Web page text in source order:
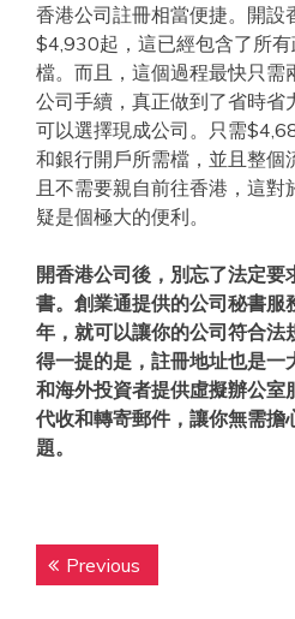
香港公司註冊相當便捷。開設
$4,930起，這已經包含了所
檔。而且，這個過程最快只需
公司手續，真正做到了省時省
可以選擇現成公司。只需
和銀行開戶所需檔，並且整
且不需要親自前往香港，這
疑是個極大的便利。
開香港公司後，別忘了法定
書。創業通提供的公司秘書
年，就可以讓你的公司符合法
得一提的是，註冊地址也是一
和海外投資者提供虛擬辦公
代收和轉寄郵件，讓你無需擔
題。
Post
Previous
post: